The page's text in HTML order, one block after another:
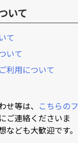
いて
て
いて
利用について
せ等は、 こちらのフ
ご連絡くださいま
ども大歓迎です。